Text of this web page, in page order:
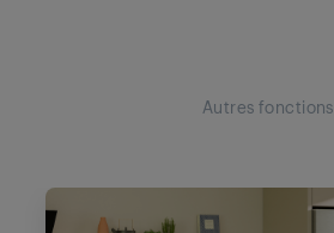
Autres fonctions